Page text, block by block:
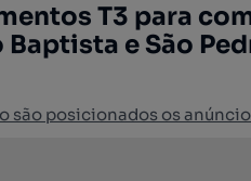
T3 para
Baptista e São
são posicionados os